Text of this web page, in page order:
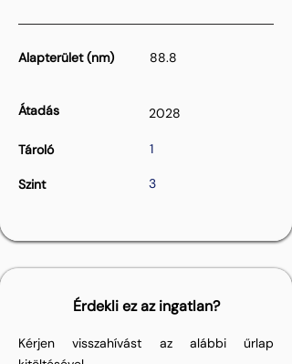
Alapterület (nm) 88.8
Átadás 2028
Tároló 1
Szint 3
Érdekli ez az ingatlan?
Kérjen visszahívást az alábbi űrlap